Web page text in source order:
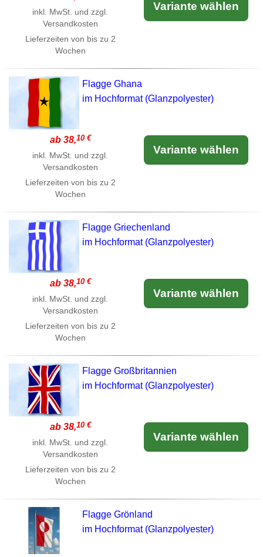
inkl. MwSt. und zzgl.
Versandkosten
Lieferzeiten von bis zu 2
Wochen
Variante wählen
Flagge Ghana
im Hochformat (Glanzpolyester)
ab 38,10 €
inkl. MwSt. und zzgl.
Versandkosten
Lieferzeiten von bis zu 2
Wochen
Variante wählen
Flagge Griechenland
im Hochformat (Glanzpolyester)
ab 38,10 €
inkl. MwSt. und zzgl.
Versandkosten
Lieferzeiten von bis zu 2
Wochen
Variante wählen
Flagge Großbritannien
im Hochformat (Glanzpolyester)
ab 38,10 €
inkl. MwSt. und zzgl.
Versandkosten
Lieferzeiten von bis zu 2
Wochen
Variante wählen
Flagge Grönland
im Hochformat (Glanzpolyester)